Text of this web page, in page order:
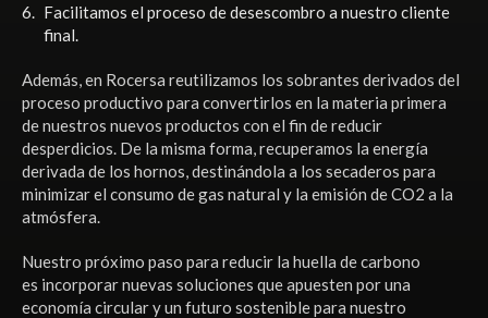
Facilitamos el proceso de desescombro a nuestro cliente
final.
Además, en Rocersa reutilizamos los sobrantes derivados del
proceso productivo para convertirlos en la materia primera
de nuestros nuevos productos con el fin de reducir
desperdicios. De la misma forma, recuperamos la energía
derivada de los hornos, destinándola a los secaderos para
minimizar el consumo de gas natural y la emisión de CO2 a la
atmósfera.
Nuestro próximo paso para reducir la huella de carbono
es incorporar nuevas soluciones que apuesten por una
economía circular y un futuro sostenible para nuestro